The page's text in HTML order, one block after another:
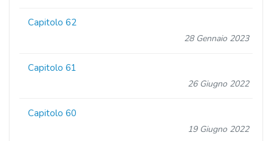
Capitolo 62
28 Gennaio 2023
Capitolo 61
26 Giugno 2022
Capitolo 60
19 Giugno 2022